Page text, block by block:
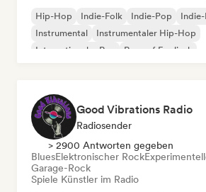
Hip-Hop Indie-Folk Indie-Pop
Instrumental
Instrumentaler Hip-Hop
Internationaler Rap
Rap auf Englisch
Good Vibrations Radio
Radiosender
> 2900 Antworten gegeben
BluesElektronischer Rock
Garage-Rock
Spiele Künstler im Radio